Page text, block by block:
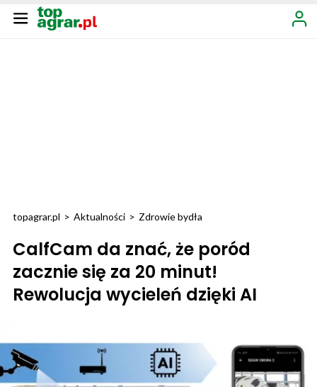
topagrar.pl > Aktualności > Zdrowie bydła
CalfCam da znać, że poród
zacznie się za 20 minut!
Rewolucja wycieleń dzięki AI